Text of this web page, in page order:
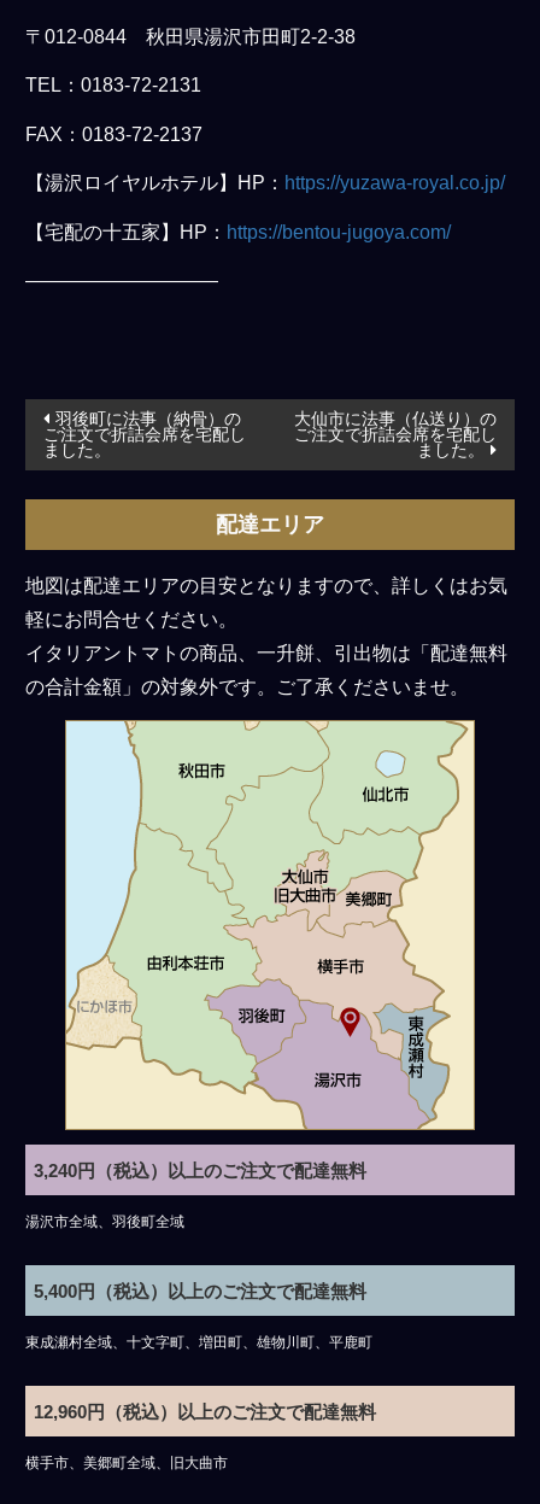
〒012-0844 秋田県湯沢市田町2-2-38
TEL：0183-72-2131
FAX：0183-72-2137
【湯沢ロイヤルホテル】HP： https://yuzawa-royal.co.jp/
【宅配の十五家】HP： https://bentou-jugoya.com/
——————————
投
稿
ゲ
ー
シ
ョ
ン
羽後町に法事（納骨）の
ご注文で折詰会席を宅配し
ました。
大仙市に法事（仏送り）の
ご注文で折詰会席を宅配し
ました。
配達エリア
地図は配達エリアの目安となりますので、詳しくはお気
軽にお問合せください。
イタリアントマトの商品、一升餅、引出物は「配達無料
の合計金額」の対象外です。ご了承くださいませ。
3,240円（税込）以上のご注文で配達無料
湯沢市全域、羽後町全域
5,400円（税込）以上のご注文で配達無料
東成瀬村全域、十文字町、増田町、雄物川町、平鹿町
12,960円（税込）以上のご注文で配達無料
横手市、美郷町全域、旧大曲市